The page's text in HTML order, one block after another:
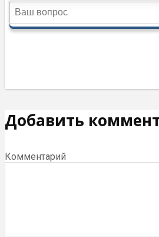
Добавить
Комментарий